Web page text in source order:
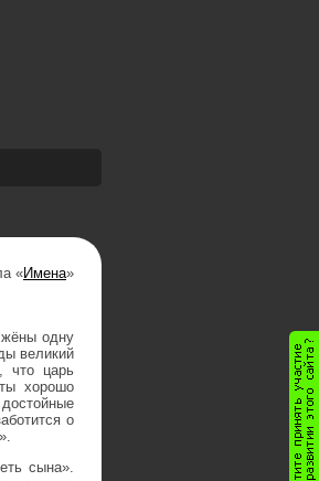
одну
великий
что царь
хорошо
о
сына».
«Имена»